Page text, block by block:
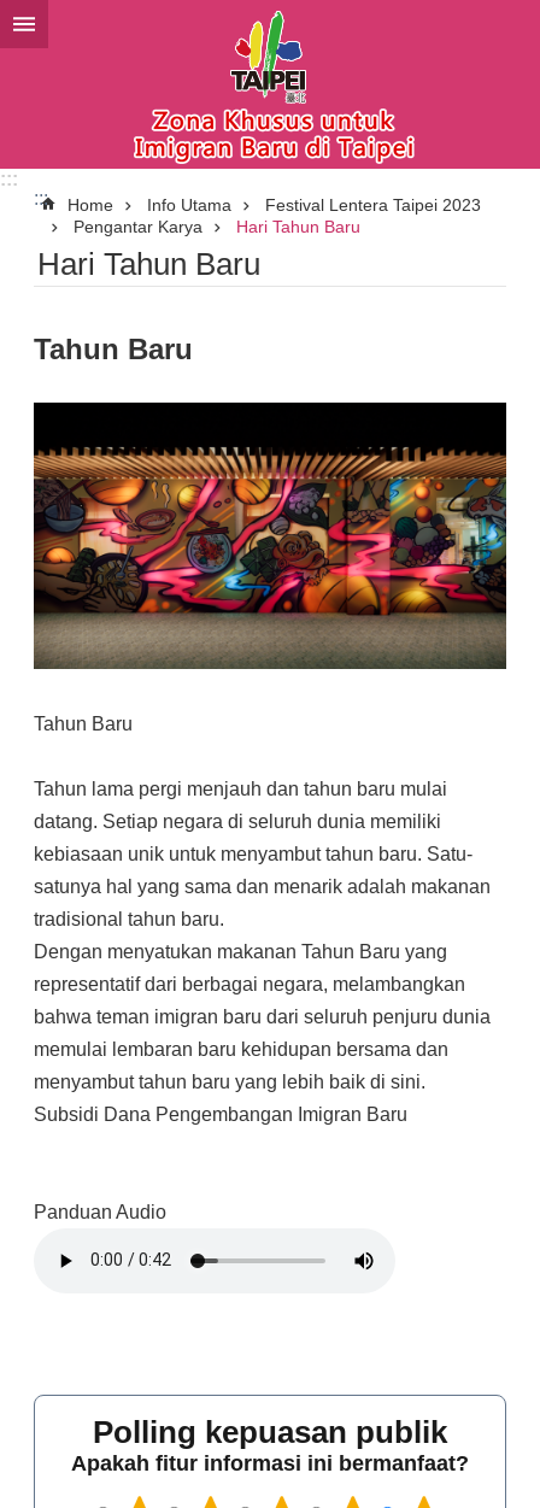
Lompat ke blok konten utama
:::
:::
Home Info Utama
Festival Lentera Taipei 2023
Pengantar Karya
Hari Tahun Baru
Hari Tahun Baru
Tahun Baru
Tahun Baru
Tahun lama pergi menjauh dan tahun baru mulai
datang. Setiap negara di seluruh dunia memiliki
kebiasaan unik untuk menyambut tahun baru. Satu-
satunya hal yang sama dan menarik adalah makanan
tradisional tahun baru.
Dengan menyatukan makanan Tahun Baru yang
representatif dari berbagai negara, melambangkan
bahwa teman imigran baru dari seluruh penjuru dunia
memulai lembaran baru kehidupan bersama dan
menyambut tahun baru yang lebih baik di sini.
Subsidi Dana Pengembangan Imigran Baru
Panduan Audio
Polling kepuasan publik
Apakah fitur informasi ini bermanfaat?